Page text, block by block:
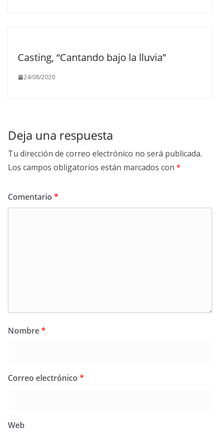
Casting, “Cantando bajo la lluvia”
24/08/2020
Deja una respuesta
Tu dirección de correo electrónico no será publicada.
Los campos obligatorios están marcados con *
Comentario *
Nombre*
Correo electrónico *
Web